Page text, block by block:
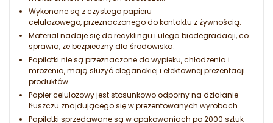
Wykonane są z czystego papieru
celulozowego, przeznaczonego do kontaktu z żywnością.
Materiał nadaje się do recyklingu i ulega biodegradacji, co
sprawia, że bezpieczny dla środowiska.
Papilotki nie są przeznaczone do wypieku, chłodzenia i
mrożenia, mają służyć eleganckiej i efektownej prezentacji
produktów.
Papier celulozowy jest stosunkowo odporny na działanie
tłuszczu znajdującego się w prezentowanych wyrobach.
Papilotki sprzedawane są w opakowaniach po 2000 sztuk